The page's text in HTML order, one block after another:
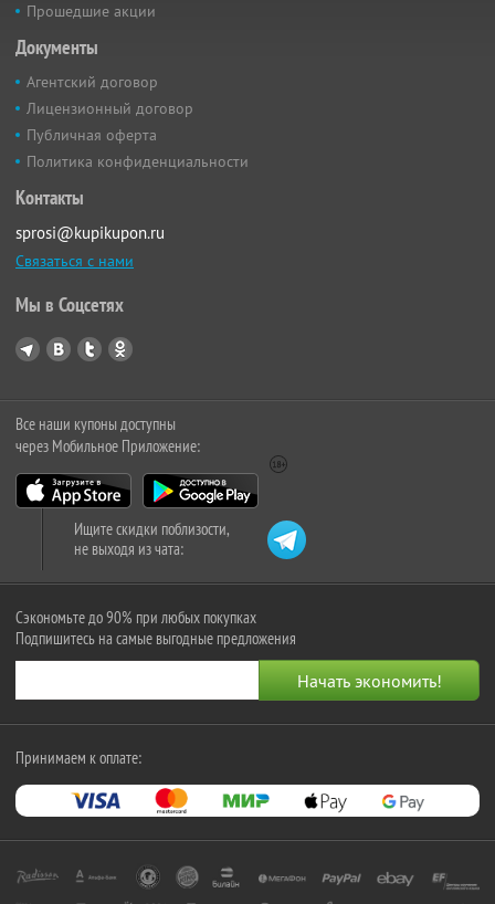
Прошедшие акции
Документы
Агентский договор
Лицензионный договор
Публичная оферта
Политика конфиденциальности
Контакты
sprosi@kupikupon.ru
Связаться с нами
Мы в Соцсетях
Все наши купоны доступны
через Мобильное Приложение:
Ищите скидки поблизости,
не выходя из чата:
Сэкономьте до 90% при любых покупках
Подпишитесь на самые выгодные предложения
Принимаем к оплате: